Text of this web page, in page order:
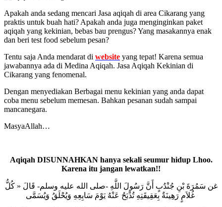
Apakah anda sedang mencari Jasa aqiqah di area Cikarang yang
praktis untuk buah hati? Apakah anda juga menginginkan paket
aqiqah yang kekinian, bebas bau prengus? Yang masakannya enak
dan beri test food sebelum pesan?
Tentu saja Anda mendarat di website yang tepat! Karena semua
jawabannya ada di Medina Aqiqah. Jasa Aqiqah Kekinian di
Cikarang yang fenomenal.
Dengan menyediakan Berbagai menu kekinian yang anda dapat
coba menu sebelum memesan. Bahkan pesanan sudah sampai
mancanegara.
MasyaAllah…
Aqiqah DISUNNAHKAN hanya sekali seumur hidup Lhoo.
Karena itu jangan lewatkan!!
غن سَمُرَةَ بْنِ جُنْدُبٍ أَنَّ رَسُولَ اللَّهِ -صلى الله عليه وسلم- قَالَ « كُلُّ
غُلاَمٍ رَهِينَةٌ بِعَقِيقَتِهِ تُذْبَحُ عَنْهُ يَوْمَ سَابِعِهِ وَيُحْلَقُ وَيُسَمَّى